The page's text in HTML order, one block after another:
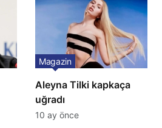
Aleyna Tilki kapkaça
uğradı
Magazin
10 ay önce